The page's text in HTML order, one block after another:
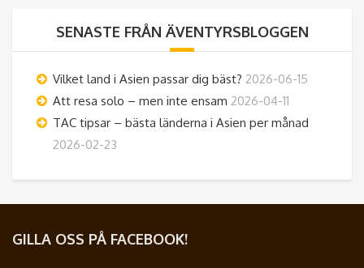
SENASTE FRÅN ÄVENTYRSBLOGGEN
Vilket land i Asien passar dig bäst? 2026-06-15
Att resa solo – men inte ensam 2026-04-11
TAC tipsar – bästa länderna i Asien per månad
2026-02-23
GILLA OSS PÅ FACEBOOK!